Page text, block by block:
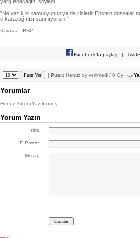
yargılanacağını söyledi.
"Ne yazık ki kamuoyunun ya da sizlerin Epstein
çıkaracağınızı sanmıyorum."
Kaynak : BBC
Facebook'ta paylaş |
| Puan: Henüz oy verilmedi / 0 Oy |
Yorumlar
Henüz Yorum Yazılmamış
Yorum Yazın
İsim:
E-Posta:
Mesaj: